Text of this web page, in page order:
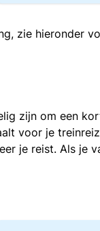
zie hieronder
zijn om een
voor je
je reist. Als